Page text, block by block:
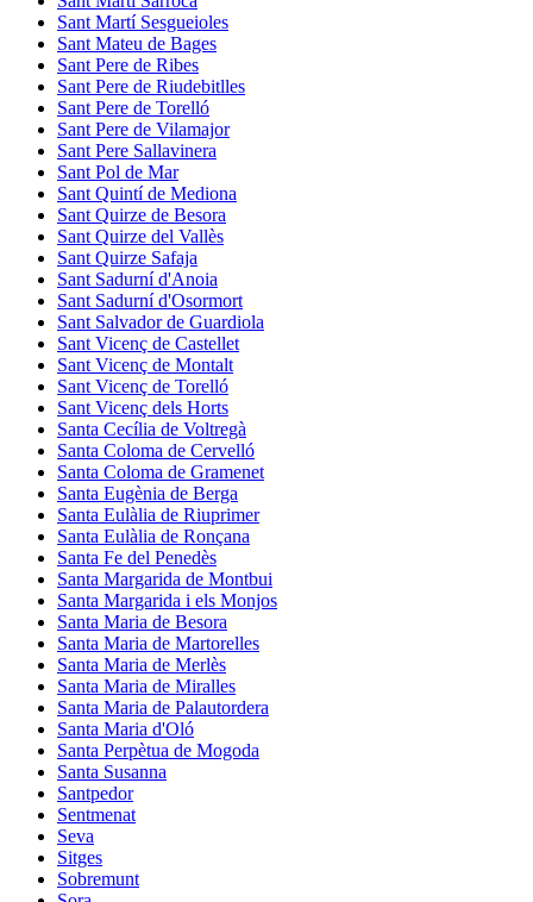
Sant Martí Sesgueioles
Sant Mateu de Bages
Sant Pere de Ribes
Sant Pere de Riudebitlles
Sant Pere de Torelló
Sant Pere de Vilamajor
Sant Pere Sallavinera
Sant Pol de Mar
Sant Quintí de Mediona
Sant Quirze de Besora
Sant Quirze del Vallès
Sant Quirze Safaja
Sant Sadurní d'Anoia
Sant Sadurní d'Osormort
Sant Salvador de Guardiola
Sant Vicenç de Castellet
Sant Vicenç de Montalt
Sant Vicenç de Torelló
Sant Vicenç dels Horts
Santa Cecília de Voltregà
Santa Coloma de Cervelló
Santa Coloma de Gramenet
Santa Eugènia de Berga
Santa Eulàlia de Riuprimer
Santa Eulàlia de Ronçana
Santa Fe del Penedès
Santa Margarida de Montbui
Santa Margarida i els Monjos
Santa Maria de Besora
Santa Maria de Martorelles
Santa Maria de Merlès
Santa Maria de Miralles
Santa Maria de Palautordera
Santa Maria d'Oló
Santa Perpètua de Mogoda
Santa Susanna
Santpedor
Sentmenat
Seva
Sitges
Sobremunt